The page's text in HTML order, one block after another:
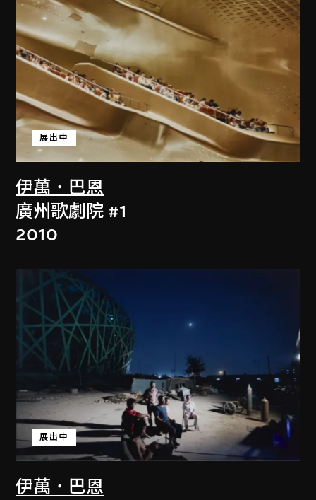
伊萬．巴恩
展出中
廣州歌劇院 #1
2010
伊萬．巴恩
展出中